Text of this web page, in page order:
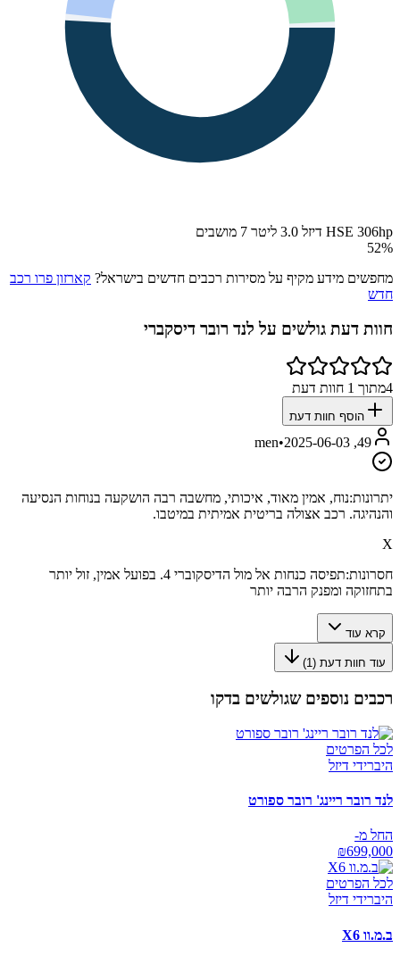
HSE 306hp דיזל 3.0 ליטר 7 מושבים
52%
מחפשים מידע מקיף על מסירות רכבים חדשים בישראל? קארזון פרו רכב
חדש
חוות דעת גולשים על לנד רובר דיסקברי
4מתוך 1 חוות דעת
הוסף חוות דעת
49, men
•2025-06-03
יתרונות:נוח, אמין מאוד, איכותי, מחשבה רבה הושקעה בנוחות הנסיעה
והנהיגה. רכב אצולה בריטית אמיתית במיטבו.
X
חסרונות:
תפיסה כנחות אל מול הדיסקוברי 4. בפועל אמין, זול יותר
בתחזוקה ומפנק הרבה יותר
קרא עוד
עוד חוות דעת (1
)
רכבים נוספים שגולשים בדקו
לכל הפרטים
היברידי דיזל
לנד רובר ריינג' רובר ספורט
החל מ-
₪699,000
לכל הפרטים
היברידי דיזל
ב.מ.וו X6